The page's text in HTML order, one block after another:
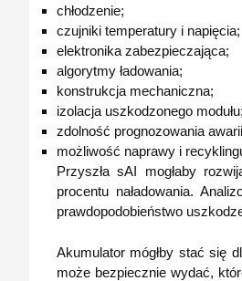
chłodzenie;
czujniki temperatury i napięcia;
elektronika zabezpieczająca;
algorytmy ładowania;
konstrukcja mechaniczna;
izolacja uszkodzonego modułu;
zdolność prognozowania
możliwość naprawy i
Przyszła sAI mogłaby
procentu naładowania.
prawdopodobieństwo
Akumulator mógłby stać się
może bezpiecznie wydać,